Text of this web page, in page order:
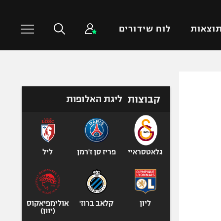
תוצאות לוח שידורים
טניס
כדורעף
אגרוף
ספורט אולימפי
UFC
קבוצות ליגת האלופות
גלאטסראיי פריז סן ז'רמן ליל
ליון קלאב ברוז'
אולימפיאקוס
(יוון)